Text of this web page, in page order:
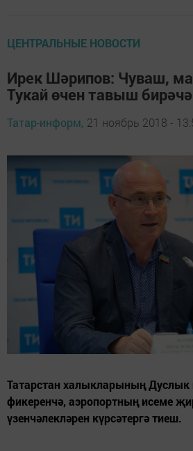
ЦЕНТРАЛЬНЫЕ НОВОСТИ
Ирек Шәрипов: Чуваш,
Тукай өчен тавыш
Татар-информ, 21 ноябрь 2018 -
Татарстан халыкларының
фикеренчә, аэропортның исеме
үзенчәлекләрен күрсәтергә тиеш.